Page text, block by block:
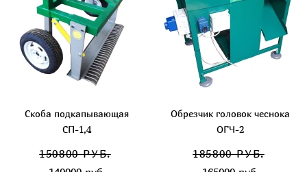
Скоба подкапывающая
СП-1,4
150800 РУБ.
Обрезчик головок чеснока
ОГЧ-2
185800 РУБ.